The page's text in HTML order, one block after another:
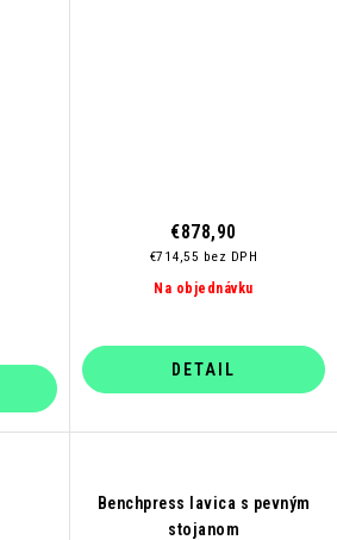
Na objednávku
€714,55 bez DPH
€878,90
DETAIL
Benchpress lavica s pevným
stojanom